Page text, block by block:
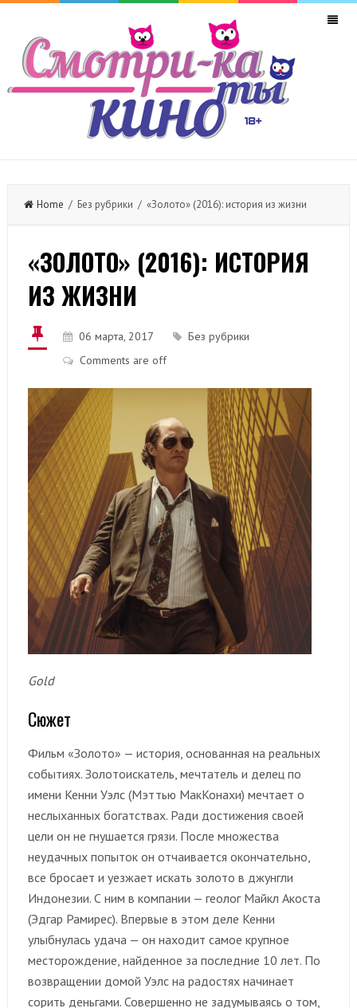
Home / Без рубрики / «Золото» (2016): история из жизни
«ЗОЛОТО» (2016): ИСТОРИЯ
ИЗ ЖИЗНИ
06 марта, 2017
Без рубрики
Comments are off
Gold
Сюжет
Фильм «Золото» — история, основанная на реальных
событиях. Золотоискатель, мечтатель и делец по
имени Кенни Уэлс (Мэттью МакКонахи) мечтает о
неслыханных богатствах. Ради достижения своей
цели он не гнушается грязи. После множества
неудачных попыток он отчаивается окончательно,
все бросает и уезжает искать золото в джунгли
Индонезии. С ним в компании — геолог Майкл Акоста
(Эдгар Рамирес). Впервые в этом деле Кенни
улыбнулась удача — он находит самое крупное
месторождение, найденное за последние 10 лет. По
возвращении домой Уэлс на радостях начинает
сорить деньгами. Совершенно не задумываясь о том,